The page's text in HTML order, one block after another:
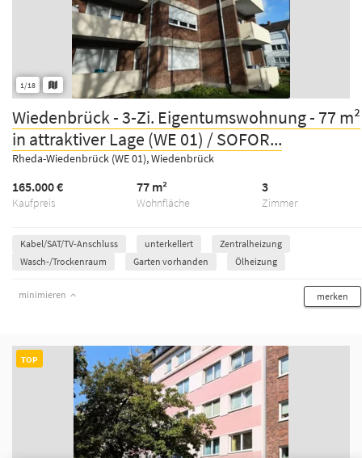
1/18
Wiedenbrück - 3-Zi. Eigentumswohnung - 77 m²
in attraktiver Lage (WE 01) / SOFOR...
Rheda-Wiedenbrück (WE 01), Wiedenbrück
Kaufpreis
165.000 €
Wohnfläche
77 m²
Zimmer
3
Kabel/SAT/TV-Anschluss unterkellert
Zentralheizung
Wasch-/Trockenraum
Garten vorhanden Ölheizung
minimieren merken
TOP